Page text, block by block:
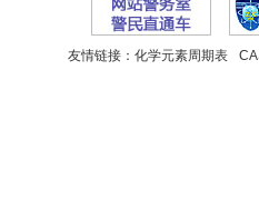
友情链接： 化学元素周期表